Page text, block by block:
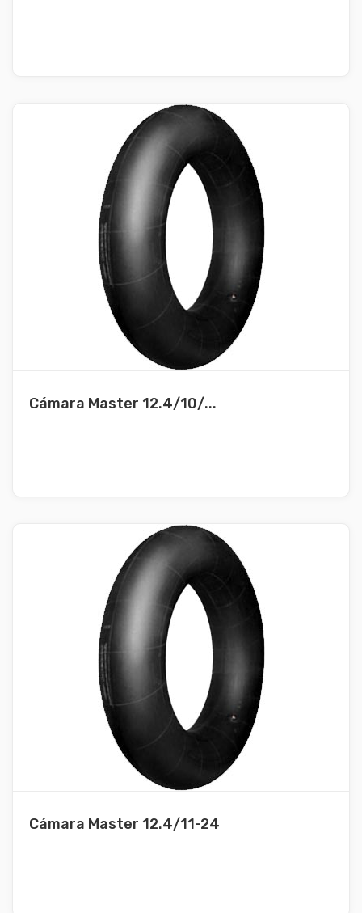
Cámara Master 12.4/10/...
Cámara Master 12.4/11-24